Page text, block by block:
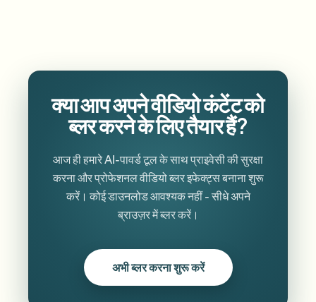
क्या आप अपने वीडियो कंटेंट को
ब्लर करने के लिए तैयार हैं?
आज ही हमारे AI-पावर्ड टूल के साथ प्राइवेसी की सुरक्षा
करना और प्रोफेशनल वीडियो ब्लर इफेक्ट्स बनाना शुरू
करें। कोई डाउनलोड आवश्यक नहीं - सीधे अपने
ब्राउज़र में ब्लर करें।
अभी ब्लर करना शुरू करें